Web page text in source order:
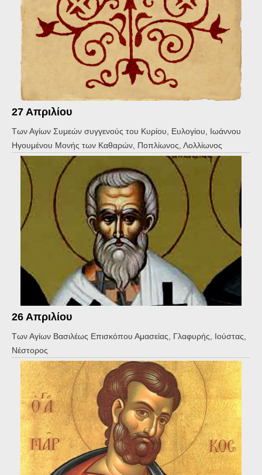
27 Απριλίου
Των Αγίων Συμεών συγγενούς του Κυρίου, Ευλογίου, Ιωάννου
Ηγουμένου Μονής των Καθαρών, Ποπλίωνος, Λολλίωνος
26 Απριλίου
Των Αγίων Βασιλέως Επισκόπου Αμασείας, Γλαφυρής, Ιούστας,
Νέστορος